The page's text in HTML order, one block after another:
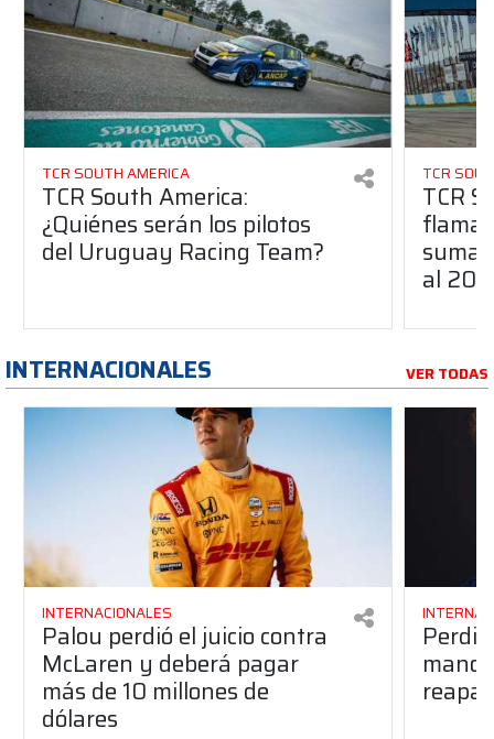
TCR SOUTH AMERICA
TCR South America:
¿Quiénes serán los pilotos
del Uruguay Racing Team?
TCR
TCR
suma
al
INTERNACIONALES VER TODAS
INTERNACIONALES
Palou perdió el juicio contra
McLaren y deberá pagar
más de 10 millones de
dólares